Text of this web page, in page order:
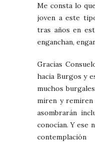
Me consta lo
joven a este
tras años en
enganchan,
Gracias
hacia Burgos y
muchos
miren y remiren
asombrarán
conocían. Y ese